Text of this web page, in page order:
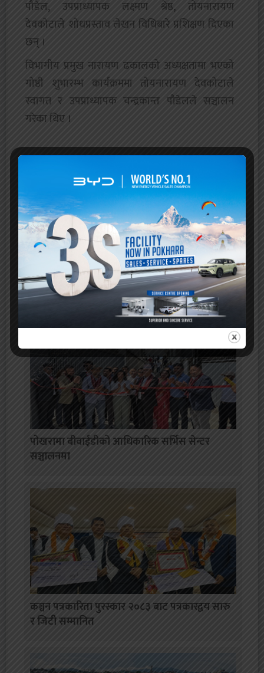
पौडेल, उपप्राध्यापक लक्ष्मण श्रेष्ठ, तोयनारायण
देवकोटाले शोधप्रस्ताव लेखन विधिबारे प्रशिक्षण दिएका
छन् ।
विभागीय प्रमुख नारायण ढकालको अध्यक्षतामा भएको
गोष्ठी शुभारम्भ कार्यक्रममा तोयनारायण देवकोटाले
स्वागत र उपप्राध्यापक चन्द्रकान्त पौडेलले सञ्चालन
गरेका थिए ।
कुनै सल्लाह, सुझाव वा प्रतिकृयाको लागि
citypokhara.com@gmail.comमा इमेल पठाउन सक्नुहुन्छ
।
प्रतिक्रिया दिनुहोस्
सम्बन्धित समाचार
पोखरामा बीवाईडीको आधिकारिक सर्भिस सेन्टर
सञ्चालनमा
कञ्चन पत्रकारिता पुरस्कार २०८३ बाट पत्रकारद्वय सारु
र जिटी सम्मानित